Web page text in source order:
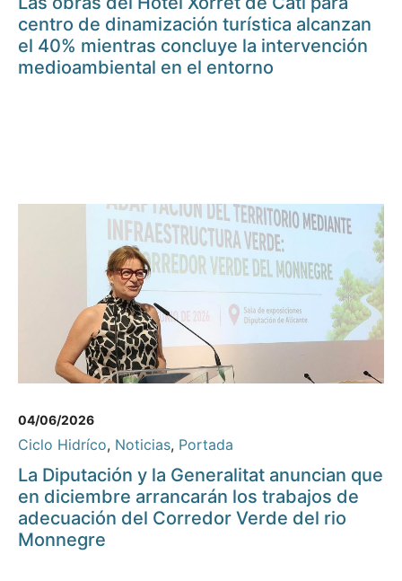
centro de dinamización turística alcanzan
el 40% mientras concluye la intervención
medioambiental en el entorno
04/06/2026
Ciclo Hidríco, Noticias, Portada
La Diputación y la Generalitat anuncian que
en diciembre arrancarán los trabajos de
adecuación del Corredor Verde del rio
Monnegre